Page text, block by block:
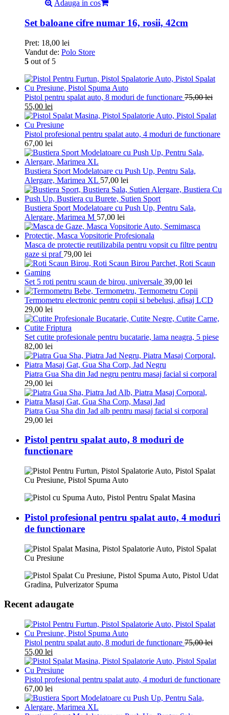
Adauga in cos
Set baloane cifre numar 16, rosii, 42cm
Pret: 18,00 lei
Vandut de: Polo Store
5 out of 5
Pistol pentru spalat auto, 8 moduri de functionare 75,00lei
55,00 lei
Pistol profesional pentru spalat auto, 4 moduri de functionare
67,00 lei
Bustiera Sport Modelatoare cu Push Up, Pentru Sala,
Alergare, Marimea XL 57,00 lei
Bustiera Sport Modelatoare cu Push Up, Pentru Sala,
Alergare, Marimea M 57,00 lei
Masca de protectie reutilizabila pentru vopsit cu filtre pentru
gaze si praf 79,00 lei
Set 5 roti pentru scaun de birou, universale 39,00 lei
Termometru electronic pentru copii si bebelusi, afisaj LCD
29,00 lei
Set cutite profesionale pentru bucatarie, lama neagra, 5 piese
82,00 lei
Piatra Gua Sha din Jad negru pentru masaj facial si corporal
29,00 lei
Piatra Gua Sha din Jad alb pentru masaj facial si corporal
29,00 lei
Pistol pentru spalat auto, 8 moduri de
functionare
Pistol profesional pentru spalat auto, 4 moduri
de functionare
Recent adaugate
Pistol pentru spalat auto, 8 moduri de functionare 75,00lei
55,00 lei
Pistol profesional pentru spalat auto, 4 moduri de functionare
67,00 lei